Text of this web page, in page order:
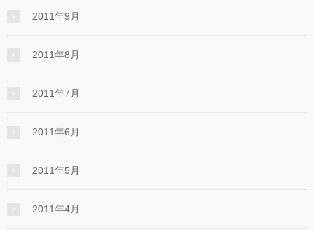
2011年9月
2011年8月
2011年7月
2011年6月
2011年5月
2011年4月